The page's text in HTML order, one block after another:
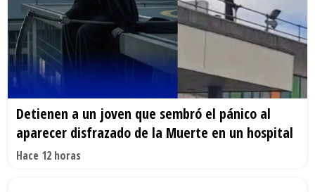
Detienen a un joven que sembró el pánico al
aparecer disfrazado de la Muerte en un hospital
Hace 12 horas